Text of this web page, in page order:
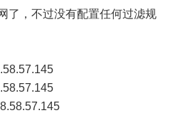
了，不过没有配置任何过滤规